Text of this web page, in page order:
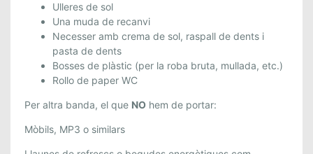
Ulleres de sol
Una muda de recanvi
Necesser amb crema de sol, raspall de dents i
pasta de dents
Bosses de plàstic (per la roba bruta, mullada, etc.)
Rollo de paper WC
Per altra banda, el que NO hem de portar:
Mòbils, MP3 o similars